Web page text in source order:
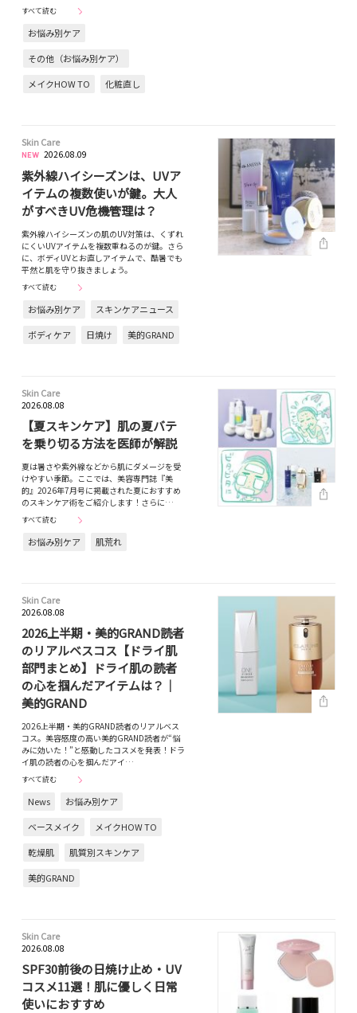
すべて読む
お悩み別ケア
その他（お悩み別ケア）
メイクHOW TO
化粧直し
Skin Care
2026.08.09
紫外線ハイシーズンは、UVア
イテムの複数使いが鍵。大人
がすべきUV危機管理は？
紫外線ハイシーズンの肌のUV対策は、くずれ
にくいUVアイテムを複数重ねるのが鍵。さら
に、ボディUVとお直しアイテムで、酷暑でも
平然と肌を守り抜きましょう。
すべて読む
お悩み別ケア
スキンケアニュース
ボディケア
日焼け 美的GRAND
Skin Care
2026.08.08
【夏スキンケア】肌の夏バテ
を乗り切る方法を医師が解説
夏は暑さや紫外線などから肌にダメージを受
けやすい季節。ここでは、美容専門誌『美
的』2026年7月号に掲載された夏におすすめ
のスキンケア術をご紹介します！さらに…
すべて読む
お悩み別ケア 肌荒れ
Skin Care
2026.08.08
2026上半期・美的GRAND読者
のリアルベスコス【ドライ肌
部門まとめ】ドライ肌の読者
の心を掴んだアイテムは？｜
美的GRAND
2026上半期・美的GRAND読者のリアルベス
コス。美容感度の高い美的GRAND読者が“悩
みに効いた！”と感動したコスメを発表！ドラ
イ肌の読者の心を掴んだアイ…
すべて読む
News
お悩み別ケア
ベースメイク
メイクHOW TO
乾燥肌
肌質別スキンケア
美的GRAND
Skin Care
2026.08.08
SPF30前後の日焼け止め・UV
コスメ11選！肌に優しく日常
使いにおすすめ